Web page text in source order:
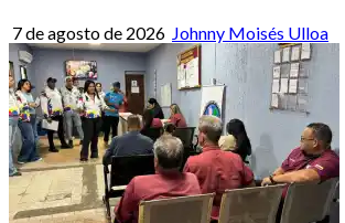
7 de agosto de 2026 Johnny Moisés Ulloa